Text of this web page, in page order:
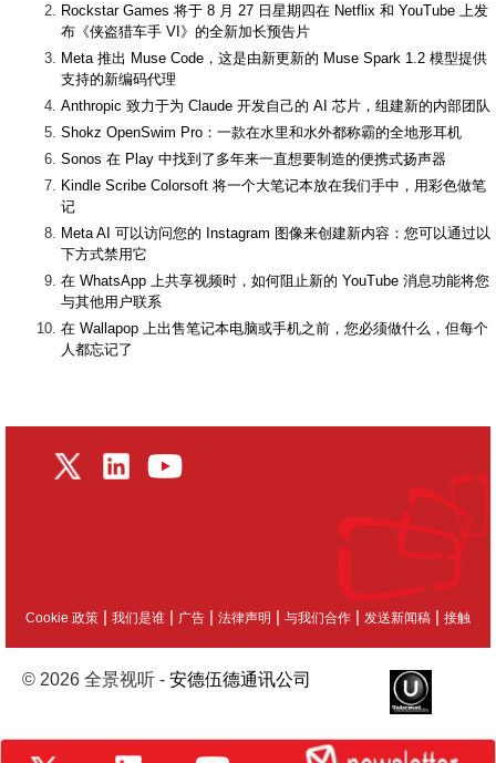
Rockstar Games 将于 8 月 27 日星期四在 Netflix 和 YouTube 上发
布《侠盗猎车手 VI》的全新加长预告片
Meta 推出 Muse Code，这是由新更新的 Muse Spark 1.2 模型提供
支持的新编码代理
Anthropic 致力于为 Claude 开发自己的 AI 芯片，组建新的内部团队
Shokz OpenSwim Pro：一款在水里和水外都称霸的全地形耳机
Sonos 在 Play 中找到了多年来一直想要制造的便携式扬声器
Kindle Scribe Colorsoft 将一个大笔记本放在我们手中，用彩色做笔
记
Meta AI 可以访问您的 Instagram 图像来创建新内容：您可以通过以
下方式禁用它
在 WhatsApp 上共享视频时，如何阻止新的 YouTube 消息功能将您
与其他用户联系
在 Wallapop 上出售笔记本电脑或手机之前，您必须做什么，但每个
人都忘记了
Cookie 政策 | 我们是谁 | 广告 | 法律声明 | 与我们合作 | 发送新闻稿 | 接触
© 2026 全景视听 - 安德伍德通讯公司